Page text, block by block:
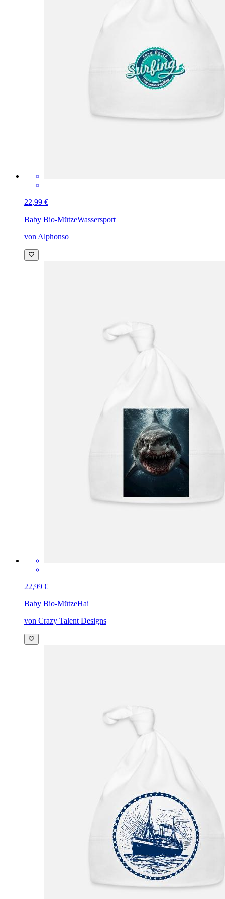
22,99 €
Baby Bio-MützeWassersport
von Alphonso
22,99 €
Baby Bio-MützeHai
von Crazy Talent Designs